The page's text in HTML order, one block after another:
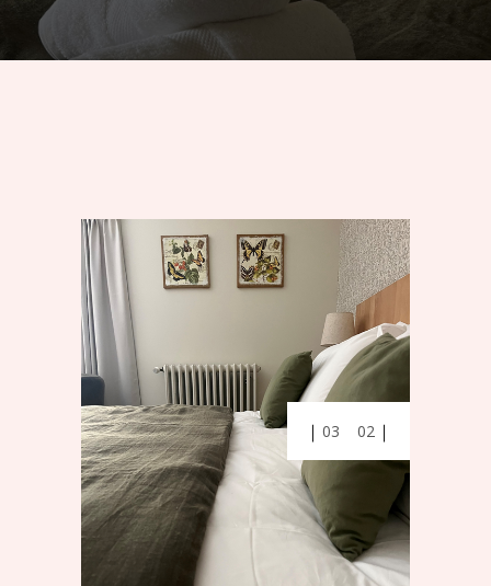
01 03